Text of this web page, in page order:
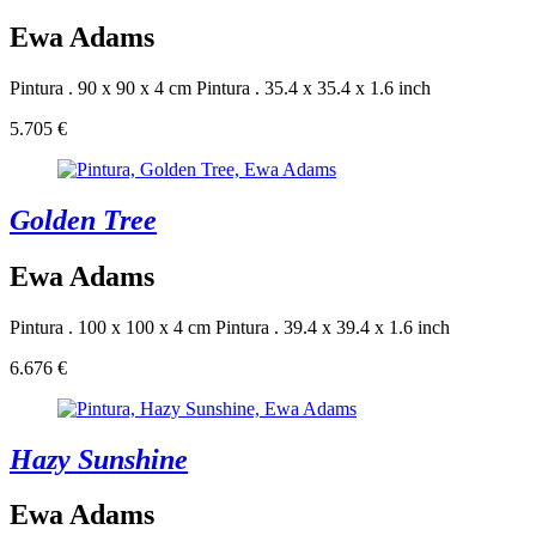
Ewa Adams
Pintura . 90 x 90 x 4 cm Pintura . 35.4 x 35.4 x 1.6 inch
5.705 €
Golden Tree
Ewa Adams
Pintura . 100 x 100 x 4 cm Pintura . 39.4 x 39.4 x 1.6 inch
6.676 €
Hazy Sunshine
Ewa Adams